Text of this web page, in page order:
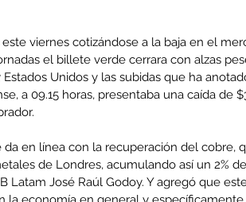
este viernes cotizándose a la baja en el
el billete verde cerrara con alzas
Unidos y las subidas que ha
a 09.15 horas, presentaba una caída de
da en línea con la recuperación del cobre,
de Londres, acumulando así un 2%
Latam José Raúl Godoy. Y agregó que